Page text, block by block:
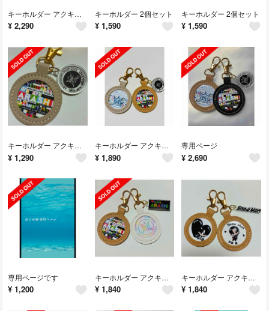
キーホルダー アクキー付き
¥ 2,290
キーホルダー 2個セット
¥ 1,590
キーホルダー 2個セット
¥ 1,590
キーホルダー アクキー付き
¥ 1,290
キーホルダー アクキー付き
¥ 1,890
専用ページ
¥ 2,690
専用ページです
¥ 1,200
キーホルダー アクキー付き 2個セット
¥ 1,840
キーホルダー アクキー付き 2個セット
¥ 1,840